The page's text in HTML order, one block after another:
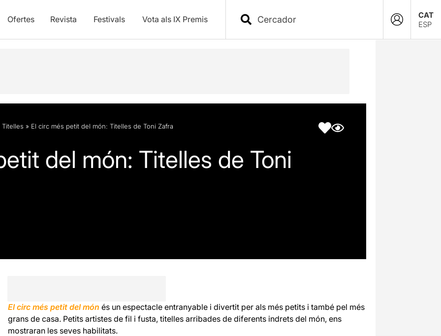
Ofertes Revista Festivals Vota als IX Premis
CAT
ESP
Titelles » El circ més petit del món: Titelles de Toni Zafra
del món: Titelles de Toni
El circ més petit del món és un espectacle entranyable i divertit per als més petits i també pel més
grans de casa. Petits artistes de fil i fusta, titelles arribades de diferents indrets del món, ens
mostraran les seves habilitats.